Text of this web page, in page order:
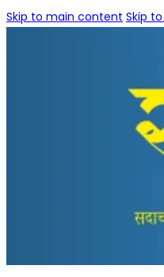
Skip to main content Skip